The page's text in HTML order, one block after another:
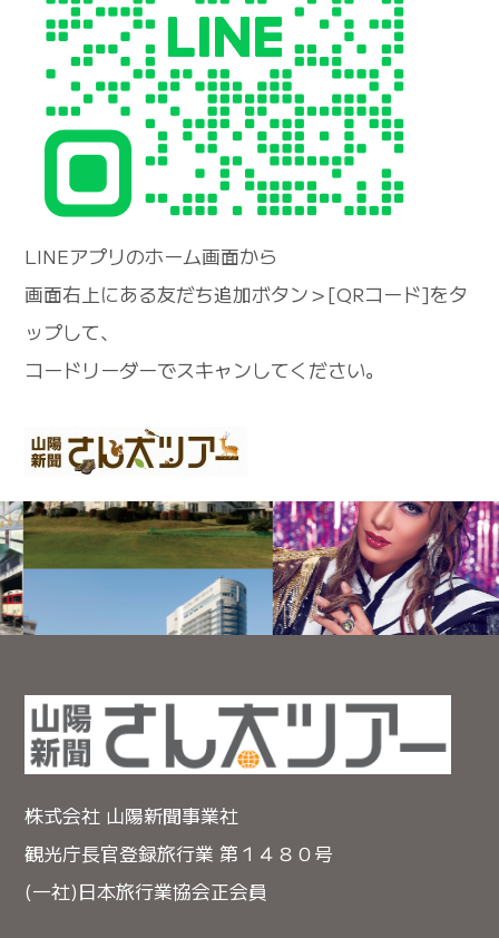
LINEアプリのホーム画面から
画面右上にある友だち追加ボタン＞[QRコード]をタ
ップして、
コードリーダーでスキャンしてください。
株式会社 山陽新聞事業社
観光庁長官登録旅行業 第１４８０号
(一社)日本旅行業協会正会員